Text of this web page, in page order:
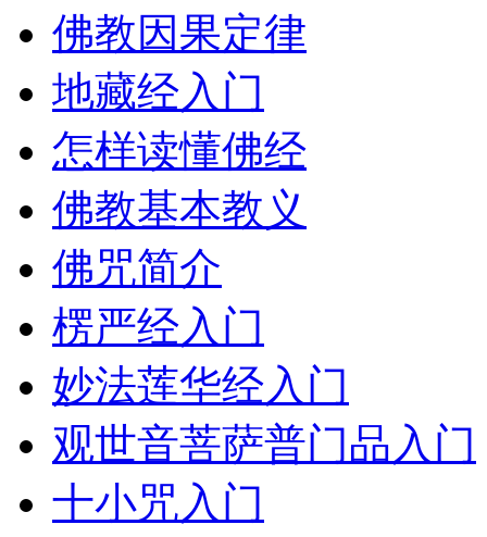
佛教因果定律
地藏经入门
怎样读懂佛经
佛教基本教义
佛咒简介
楞严经入门
妙法莲华经入门
观世音菩萨普门品入门
十小咒入门